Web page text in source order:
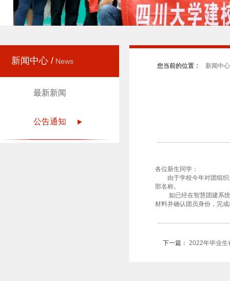
新闻中心 / News
最新新闻
公告通知
您当前的位置： 新闻中
各位新生同学：
由于学校今年对团组织关
部名称。
如已经在智慧团建系统
材料并确认团员身份，完
下一篇： 2022年毕业生